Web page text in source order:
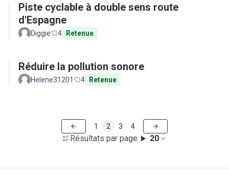
Piste cyclable à double sens route
d'Espagne
Diggie 4 Retenue
Réduire la pollution sonore
Helene31201 4 Retenue
Résultats par page : 20
1 2 3 4